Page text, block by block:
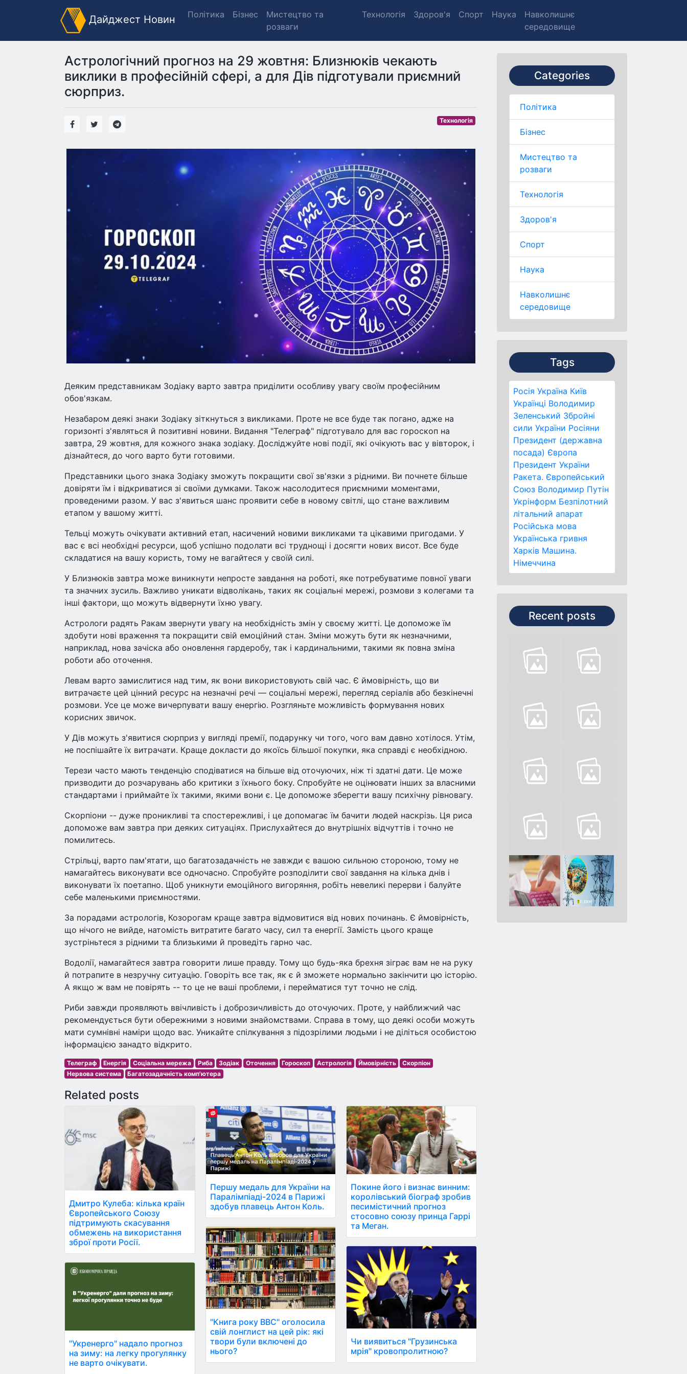
Дайджест Новин Політика Бізнес
Мистецтво та
розваги
Технологія Здоров'я Спорт Наука
Навколишнє
середовище
Categories
Політика
Бізнес
Мистецтво та
розваги
Технологія
Здоров'я
Спорт
Наука
Навколишнє
середовище
Tags
Росія Україна Київ
Українці Володимир
Зеленський Збройні
сили України Росіяни
Президент (державна
посада) Європа
Президент України
Ракета. Європейський
Союз Володимир Путін
Укрінформ Безпілотний
літальний апарат
Російська мова
Українська гривня
Харків Машина.
Німеччина
Recent posts
Астрологічний прогноз на 29 жовтня: Близнюків чекають
виклики в професійній сфері, а для Дів підготували приємний
сюрприз.
Технологія
Деяким представникам Зодіаку варто завтра приділити особливу увагу своїм професійним
обов'язкам.
Незабаром деякі знаки Зодіаку зіткнуться з викликами. Проте не все буде так погано, адже на
горизонті з'являться й позитивні новини. Видання "Телеграф" підготувало для вас гороскоп на
завтра, 29 жовтня, для кожного знака зодіаку. Досліджуйте нові події, які очікують вас у вівторок, і
дізнайтеся, до чого варто бути готовими.
Представники цього знака Зодіаку зможуть покращити свої зв'язки з рідними. Ви почнете більше
довіряти їм і відкриватися зі своїми думками. Також насолодитеся приємними моментами,
проведеними разом. У вас з'явиться шанс проявити себе в новому світлі, що стане важливим
етапом у вашому житті.
Тельці можуть очікувати активний етап, насичений новими викликами та цікавими пригодами. У
вас є всі необхідні ресурси, щоб успішно подолати всі труднощі і досягти нових висот. Все буде
складатися на вашу користь, тому не вагайтеся у своїй силі.
У Близнюків завтра може виникнути непросте завдання на роботі, яке потребуватиме повної уваги
та значних зусиль. Важливо уникати відволікань, таких як соціальні мережі, розмови з колегами та
інші фактори, що можуть відвернути їхню увагу.
Астрологи радять Ракам звернути увагу на необхідність змін у своєму житті. Це допоможе їм
здобути нові враження та покращити свій емоційний стан. Зміни можуть бути як незначними,
наприклад, нова зачіска або оновлення гардеробу, так і кардинальними, такими як повна зміна
роботи або оточення.
Левам варто замислитися над тим, як вони використовують свій час. Є ймовірність, що ви
витрачаєте цей цінний ресурс на незначні речі — соціальні мережі, перегляд серіалів або безкінечні
розмови. Усе це може вичерпувати вашу енергію. Розгляньте можливість формування нових
корисних звичок.
У Дів можуть з'явитися сюрприз у вигляді премії, подарунку чи того, чого вам давно хотілося. Утім,
не поспішайте їх витрачати. Краще докласти до якоїсь більшої покупки, яка справді є необхідною.
Терези часто мають тенденцію сподіватися на більше від оточуючих, ніж ті здатні дати. Це може
призводити до розчарувань або критики з їхнього боку. Спробуйте не оцінювати інших за власними
стандартами і приймайте їх такими, якими вони є. Це допоможе зберегти вашу психічну рівновагу.
Скорпіони -- дуже проникливі та спостережливі, і це допомагає їм бачити людей наскрізь. Ця риса
допоможе вам завтра при деяких ситуаціях. Прислухайтеся до внутрішніх відчуттів і точно не
помилитесь.
Стрільці, варто пам'ятати, що багатозадачність не завжди є вашою сильною стороною, тому не
намагайтесь виконувати все одночасно. Спробуйте розподілити свої завдання на кілька днів і
виконувати їх поетапно. Щоб уникнути емоційного вигоряння, робіть невеликі перерви і балуйте
себе маленькими приємностями.
За порадами астрологів, Козорогам краще завтра відмовитися від нових починань. Є ймовірність,
що нічого не вийде, натомість витратите багато часу, сил та енергії. Замість цього краще
зустріньтеся з рідними та близькими й проведіть гарно час.
Водолії, намагайтеся завтра говорити лише правду. Тому що будь-яка брехня зіграє вам не на руку
й потрапите в незручну ситуацію. Говоріть все так, як є й зможете нормально закінчити цю історію.
А якщо ж вам не повірять -- то це не ваші проблеми, і перейматися тут точно не слід.
Риби завжди проявляють ввічливість і доброзичливість до оточуючих. Проте, у найближчий час
рекомендується бути обережними з новими знайомствами. Справа в тому, що деякі особи можуть
мати сумнівні наміри щодо вас. Уникайте спілкування з підозрілими людьми і не діліться особистою
інформацією занадто відкрито.
Телеграф Енергія Соціальна мережа Риба Зодіак Оточення Гороскоп Астрологія Ймовірність
Скорпіон
Нервова система
Багатозадачність комп'ютера
Related posts
Дмитро Кулеба: кілька країн
Європейського Союзу
підтримують скасування
обмежень на використання
зброї проти Росії.
"Укренерго" надало прогноз
на зиму: на легку прогулянку
не варто очікувати.
Першу медаль для України на
Паралімпіаді-2024 в Парижі
здобув плавець Антон Коль.
"Книга року ВВС" оголосила
свій лонглист на цей рік: які
твори були включені до
нього?
Покине його і визнає винним:
королівський біограф зробив
песимістичний прогноз
стосовно союзу принца Гаррі
та Меган.
Чи виявиться "Грузинська
мрія" кровопролитною?